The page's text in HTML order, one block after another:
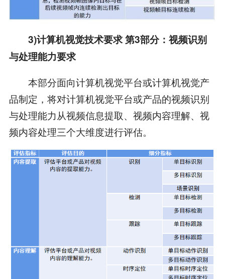
3)计算机视觉技术要求 第3部分：视频识别
与处理能力要求
本部分面向计算机视觉平台或计算机视觉产
品制定，将对计算机视觉平台或产品的视频识别
与处理能力从视频信息提取、视频内容理解、视
频内容处理三个大维度进行评估。